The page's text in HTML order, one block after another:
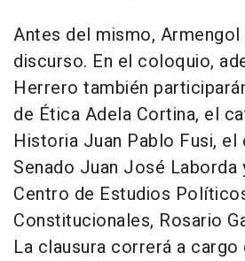
Antes del mismo, Armengol
discurso. En el coloquio,
Herrero también
de Ética Adela Cortina, el
Historia Juan Pablo Fusi,
Senado Juan José
Centro de Estudios
Constitucionales, Rosario
La clausura correrá a cargo